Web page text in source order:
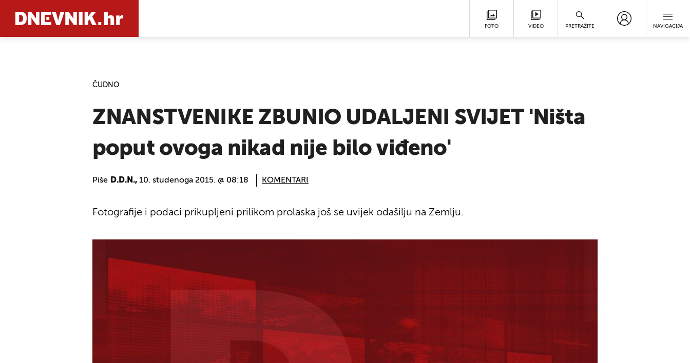
FOTO VIDEO PRETRAŽITE NAVIGACIJA
ČUDNO
ZNANSTVENIKE ZBUNIO UDALJENI SVIJET 'Ništa
poput ovoga nikad nije bilo viđeno'
Piše D.D.N., 10. studenoga 2015. @ 08:18 KOMENTARI
Fotografije i podaci prikupljeni prilikom prolaska još se uvijek odašilju na Zemlju.